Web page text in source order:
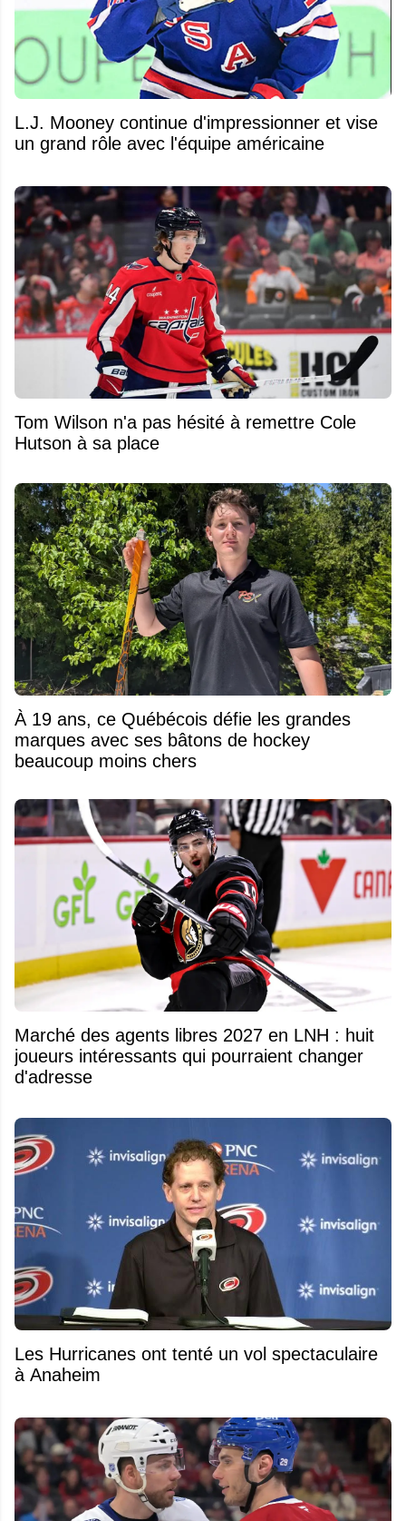
L.J. Mooney continue d'impressionner et vise
un grand rôle avec l'équipe américaine
Tom Wilson n'a pas hésité à remettre Cole
Hutson à sa place
À 19 ans, ce Québécois défie les grandes
marques avec ses bâtons de hockey
beaucoup moins chers
Marché des agents libres 2027 en LNH : huit
joueurs intéressants qui pourraient changer
d'adresse
Les Hurricanes ont tenté un vol spectaculaire
à Anaheim